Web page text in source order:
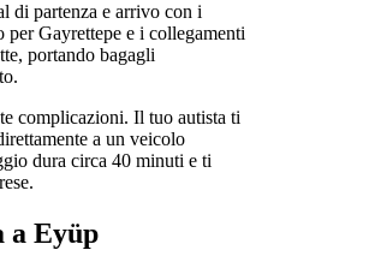
di partenza e arrivo con i
Gayrettepe e i collegamenti
portando bagagli
complicazioni. Il tuo autista ti
a un veicolo
dura circa 40 minuti e ti
a Eyüp